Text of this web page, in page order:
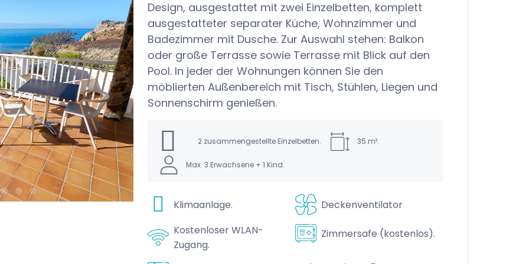
Design, ausgestattet mit zwei Einzelbetten, komplett
ausgestatteter separater Küche, Wohnzimmer und
Badezimmer mit Dusche. Zur Auswahl stehen: Balkon
oder große Terrasse sowie Terrasse mit Blick auf den
Pool. In jeder der Wohnungen können Sie den
möblierten Außenbereich mit Tisch, Stühlen, Liegen und
Sonnenschirm genießen.
2 zusammengestellte Einzelbetten. 35 m².
Max. 3 Erwachsene + 1 Kind.
Klimaanlage.
Deckenventilator
Kostenloser WLAN-
Zugang.
Zimmersafe (kostenlos).